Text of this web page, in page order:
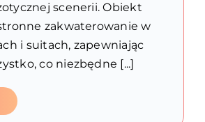
scenerii. Obiekt
zakwaterowanie w
i suitach, zapewniając
co niezbędne [...]